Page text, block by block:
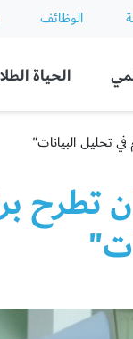
الوظائف
الحياة
تحليل البيانات"